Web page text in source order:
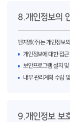
8.개인정보의
엔지엘(주)는 개인정보
개인정보에 대한 접근
보안프로그램 설치
내부 관리계획 수립
9.개인정보 보